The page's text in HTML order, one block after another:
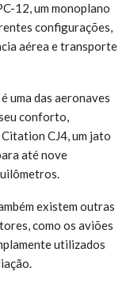
12, um monoplano
configurações,
aérea e transporte
uma das aeronaves
conforto,
CJ4, um jato
até nove
existem outras
como os aviões
utilizados